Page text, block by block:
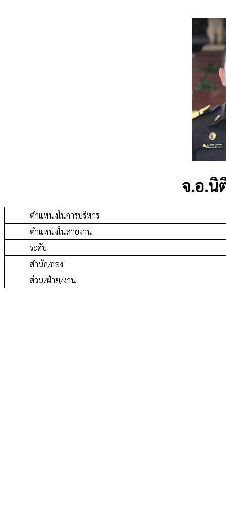
จ.อ.นิ
ตำแหน่งในการบริหาร
ตำแหน่งในสายงาน
ระดับ
สำนัก/กอง
ส่วน/ฝ่าย/งาน